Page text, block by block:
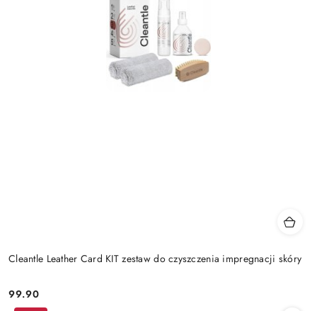
Cleantle Leather Card KIT zestaw do czyszczenia impregnacji skóry
Cena:
99.90